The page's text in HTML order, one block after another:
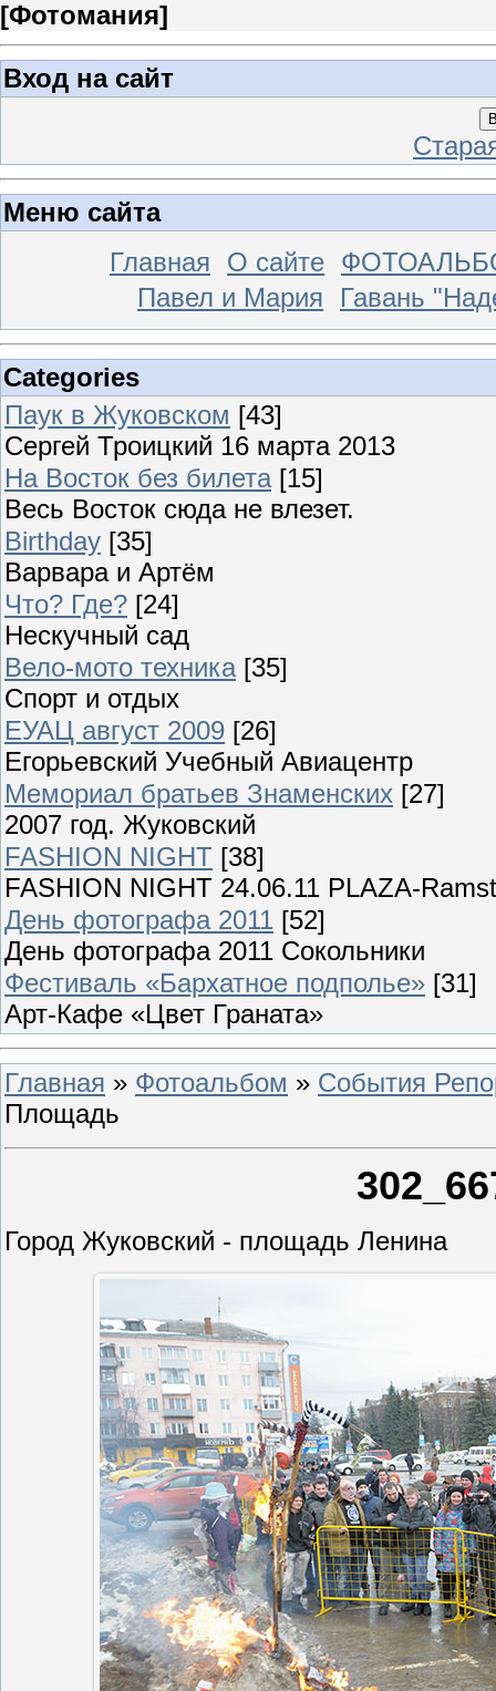
[Фотомания]
Вход на сайт
Меню сайта
Главная
О сайте
Павел и Мария
Гавань
Categories
Паук в Жуковском [43]
Сергей Троицкий 16 марта 2013
На Восток без билета [15]
Весь Восток сюда не влезет.
Birthday [35]
Варвара и Артём
Что? Где? [24]
Нескучный сад
Вело-мото техника [35]
Спорт и отдых
ЕУАЦ август 2009 [26]
Егорьевский Учебный Авиацентр
Мемориал братьев Знаменских [27]
2007 год. Жуковский
FASHION NIGHT [38]
FASHION NIGHT 24.06.11 PLAZA-
День фотографа 2011 [52]
День фотографа 2011 Сокольники
Фестиваль «Бархатное подполье» [31]
Арт-Кафе «Цвет Граната»
Главная » Фотоальбом » События
Площадь
Город Жуковский - площадь Ленина